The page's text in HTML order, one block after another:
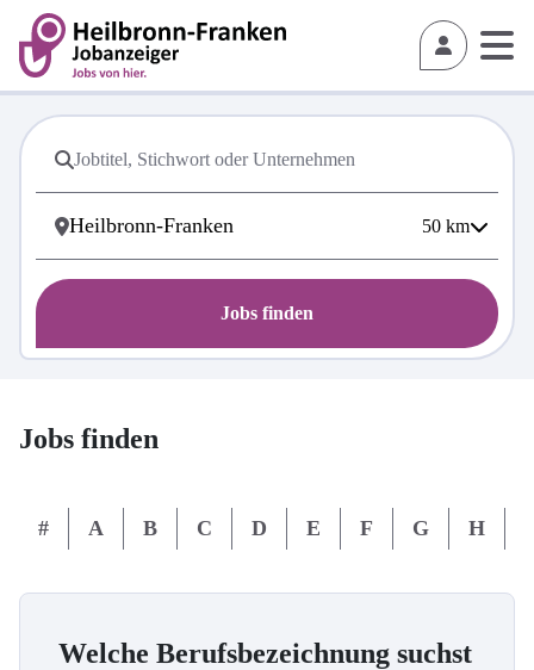
50 km
Jobs finden
Jobs finden
# A B C D E F G H
Welche Berufsbezeichnung suchst